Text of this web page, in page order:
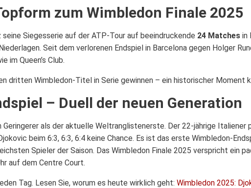
zum Wimbledon Finale 2025
Siegesserie auf der ATP-Tour auf beeindruckende 24 Matches in
Seit dem verlorenen Endspiel in Barcelona gegen Holger
im Queen’s Club.
dritten Wimbledon-Titel in Serie gewinnen – ein historischer Moment
– Duell der neuen Generation
Geringerer als der aktuelle Weltranglistenerste. Der 22-jährige Italiener
beim 6:3, 6:3, 6:4 keine Chance. Es ist das erste Wimbledon-
Spieler der Saison. Das Wimbledon Finale 2025 verspricht ein
auf dem Centre Court.
Tag. Lesen Sie, worum es heute wirklich geht: Wimbledon 2025: